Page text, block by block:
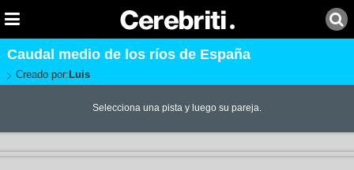
Caudal medio de los ríos de España
Creado por: Luis
Selecciona una pista y luego su pareja.